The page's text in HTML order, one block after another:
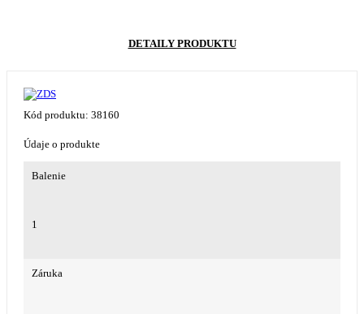
DETAILY PRODUKTU
Kód produktu: 38160
Údaje o produkte
Balenie
1
Záruka